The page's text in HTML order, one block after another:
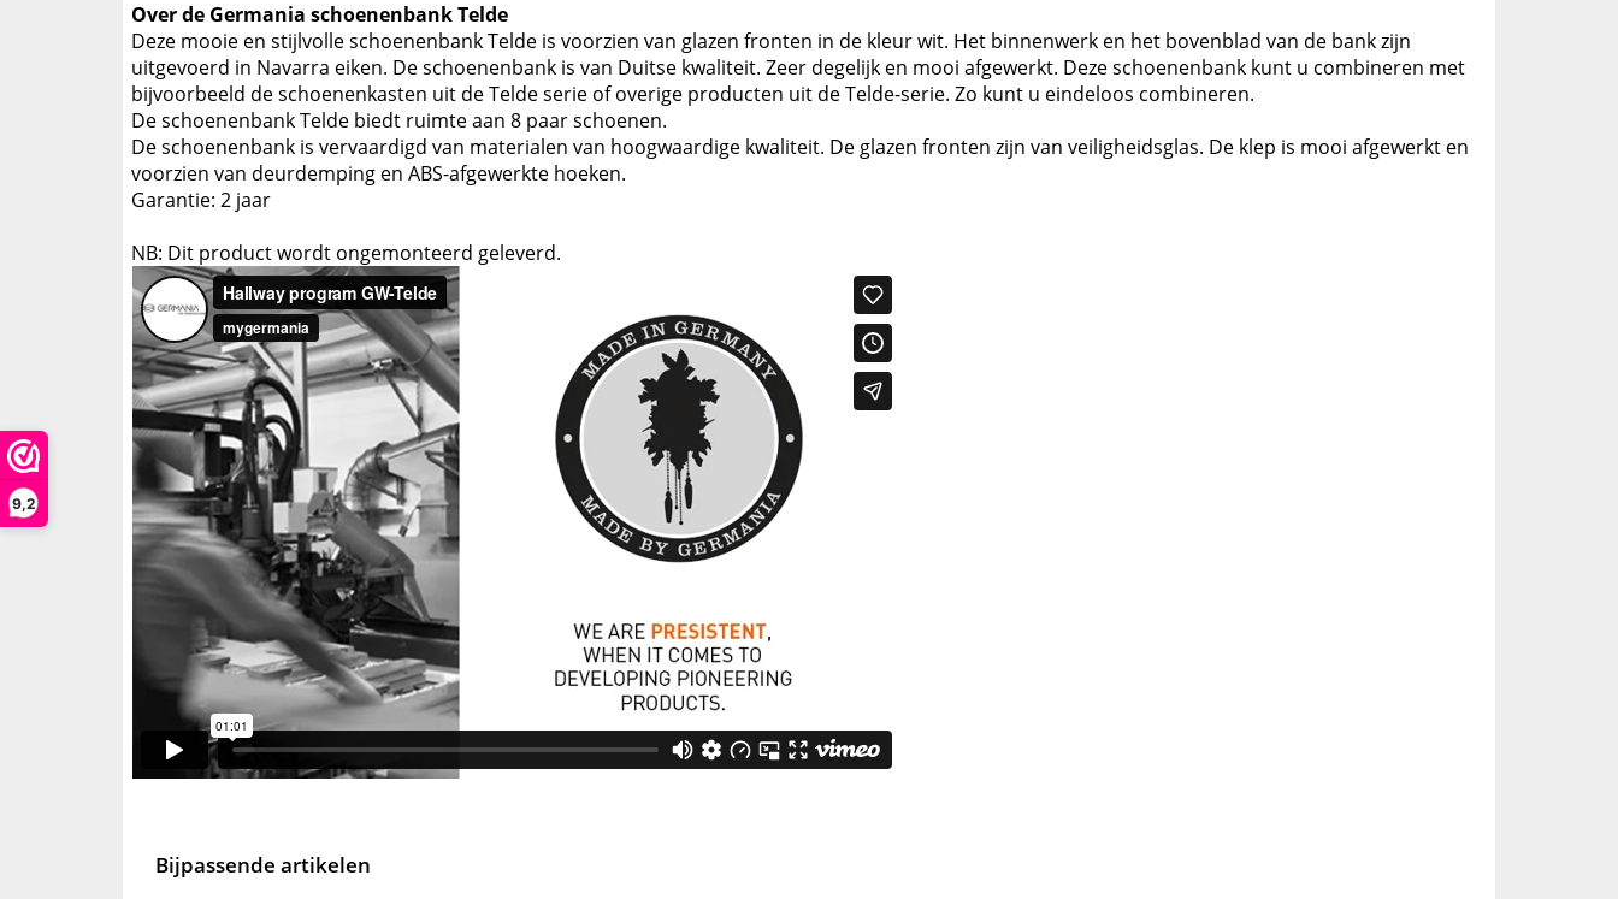
9,2
Over de Germania schoenenbank Telde
Deze mooie en stijlvolle schoenenbank Telde is voorzien van glazen fronten in de kleur wit. Het binnenwerk en het bovenblad van de bank zijn
uitgevoerd in Navarra eiken. De schoenenbank is van Duitse kwaliteit. Zeer degelijk en mooi afgewerkt. Deze schoenenbank kunt u combineren met
bijvoorbeeld de schoenenkasten uit de Telde serie of overige producten uit de Telde-serie. Zo kunt u eindeloos combineren.
De schoenenbank Telde biedt ruimte aan 8 paar schoenen.
De schoenenbank is vervaardigd van materialen van hoogwaardige kwaliteit. De glazen fronten zijn van veiligheidsglas. De klep is mooi afgewerkt en
voorzien van deurdemping en ABS-afgewerkte hoeken.
Garantie: 2 jaar
NB: Dit product wordt ongemonteerd geleverd.
Bijpassende artikelen